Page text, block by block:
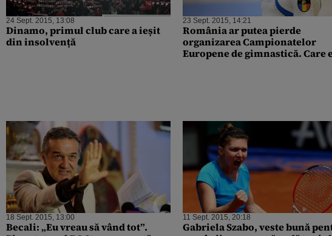
24 Sept. 2015, 13:08
Dinamo, primul club care a ieșit
din insolvență
23 Sept. 2015, 14:21
România ar putea pierde
organizarea Campionatelor
Europene de gimnastică. Care
18 Sept. 2015, 13:00
Becali: „Eu vreau să vând tot”.
11 Sept. 2015, 20:18
Gabriela Szabo, veste bună